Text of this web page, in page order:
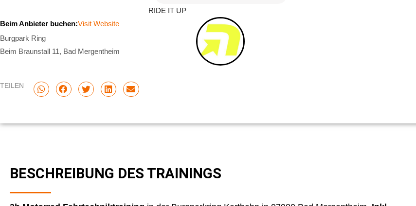
RIDE IT UP
Beim Anbieter buchen:Visit Website
Burgpark Ring
Beim Braunstall 11, Bad Mergentheim
TEILEN
BESCHREIBUNG DES TRAININGS